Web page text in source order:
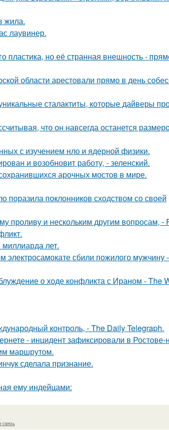
жила.
лаувинер.
пластика, но её странная внешность -
области арестовали прямо в день
сталактиты, которые дайверы
что он навсегда останется
с изучением нло и ядерной физики.
и возобновит работу, - зеленский.
арочных мостов в мире.
поклонников сходством со своей
и нескольким другим вопросам, -
лет.
сбили пожилого мужчину
о ходе конфликта с Ираном - The
контроль, - The Daily Telegraph.
- инцидент зафиксировали в Ростове-
маршрутом.
сделала признание.
ему индейцами: